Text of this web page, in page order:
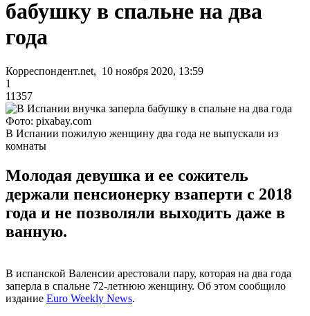
бабушку в спальне на два
года
Корреспондент.net, 10 ноября 2020, 13:59
1
11357
Фото: pixabay.com
В Испании пожилую женщину два года не выпускали из
комнаты
Молодая девушка и ее сожитель
держали пенсионерку взаперти с 2018
года и не позволяли выходить даже в
ванную.
В испанской Валенсии арестовали пару, которая на два года
заперла в спальне 72-летнюю женщину. Об этом сообщило
издание Euro Weekly News.